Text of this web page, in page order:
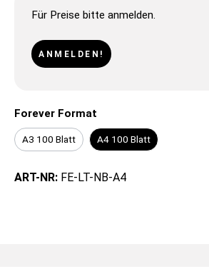
Für Preise bitte anmelden.
ANMELDEN!
Forever Format
A3 100 Blatt A4 100 Blatt
ART-NR: FE-LT-NB-A4